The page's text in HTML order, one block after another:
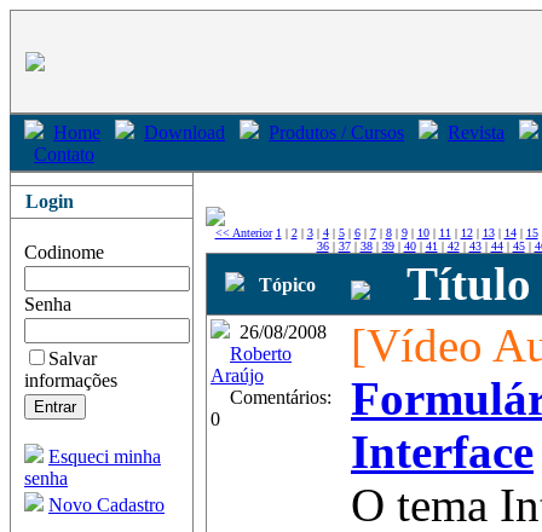
Home Download Produtos / Cursos
Revista
Contato
Login
Codinome
Senha
Salvar
informações
Esqueci minha
senha
Novo Cadastro
<< Anterior 1 | 2| 3| 4| 5| 6| 7| 8| 9| 10| 11 | 12| 13| 14| 15
36| 37| 38| 39| 40| 41 | 42| 43| 44| 45|
Tópico Título
26/08/2008
Roberto
Araújo
Comentários:
0
[Vídeo
Interface
O tema